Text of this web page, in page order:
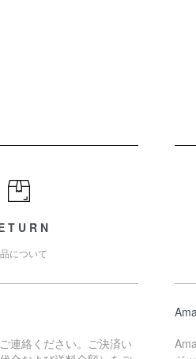
について
連絡ください。ご決済い